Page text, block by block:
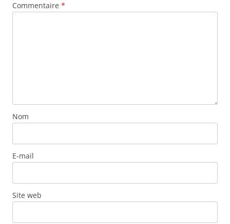
Commentaire *
Nom
E-mail
Site web